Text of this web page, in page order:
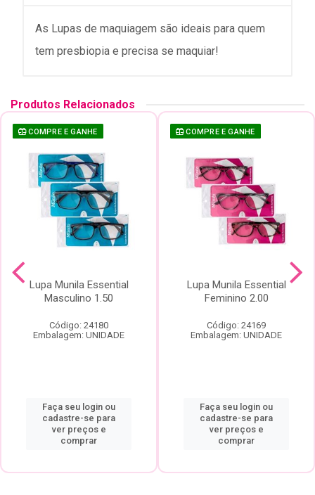
As Lupas de maquiagem são ideais para quem
tem presbiopia e precisa se maquiar!
Produtos Relacionados
COMPRE E GANHE
Lupa Munila Essential
Masculino 1.50
Código: 24180
Embalagem: UNIDADE
Faça seu login ou
cadastre-se para
ver preços e
comprar
COMPRE E GANHE
Lupa Munila Essential
Feminino 2.00
Código: 24169
Embalagem: UNIDADE
Faça seu login ou
cadastre-se para
ver preços e
comprar